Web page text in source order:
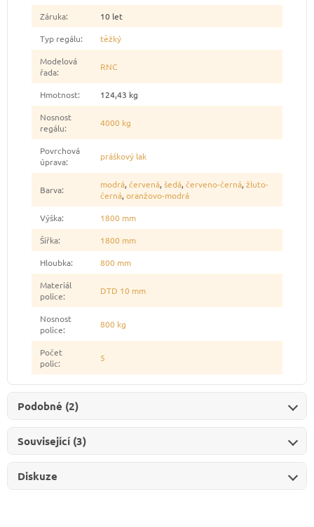
Záruka:
10 let
Typ regálu:
těžký
Modelová
řada: RNC
Hmotnost:
124,43 kg
Nosnost
regálu: 4000 kg
Povrchová
úprava: práškový lak
Barva: modrá, červená, šedá, červeno-černá, žluto-
černá, oranžovo-modrá
Výška:
1800 mm
Šířka:
1800 mm
Hloubka:
800 mm
Materiál
police: DTD 10 mm
Nosnost
police: 800 kg
Počet
polic: 5
Podobné (2)
Související (3)
Diskuze